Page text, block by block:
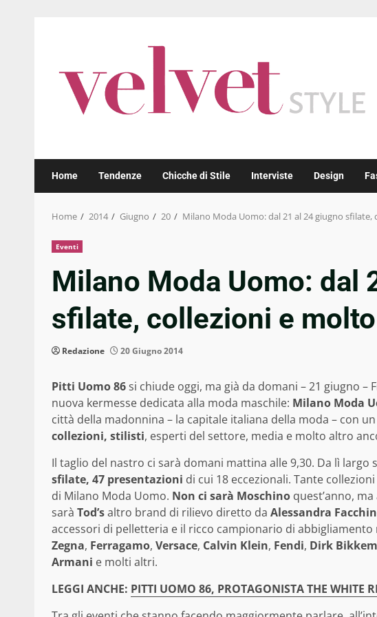
Home Tendenze Chicche di Stile Interviste Design
Home 2014 Giugno 20 Milano Moda Uomo: dal 21 al 24 giugno
Eventi
Milano Moda Uomo: dal
sfilate, collezioni e
Redazione 20 Giugno 2014
Pitti Uomo 86si chiude oggi, ma già da domani – 21 giugno
nuova kermesse dedicata alla moda maschile: Milano Moda
città della madonnina – la capitale italiana della moda – con
collezioni, stilisti, esperti del settore, media e molto altro
Il taglio del nastro ci sarà domani mattina alle 9,30. Da lì
sfilate, 47 presentazioni di cui 18 eccezionali. Tante
di Milano Moda Uomo. Non ci sarà Moschino quest’anno,
sarà Tod’saltro brand di rilievo diretto da Alessandra
accessori di pelletteria e il ricco campionario di
Zegna, Ferragamo, Versace, Calvin Klein, Fendi, Dirk
Armani e molti altri.
LEGGI ANCHE: PITTI UOMO 86, PROTAGONISTA THE WHITE